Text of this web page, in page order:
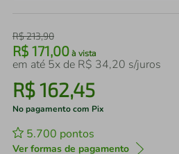
R$213,90
R$ 171,00 à vista
em até 5x de R$ 34,20 s/juros
R$162,45
No pagamento com Pix
5.700 pontos
Ver formas de pagamento